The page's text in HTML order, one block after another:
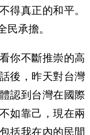
得真正的和平。
民承擔。
你不斷推崇的高
後，昨天對台灣
認到台灣在國際
如靠己，現在兩
括我在內的民間